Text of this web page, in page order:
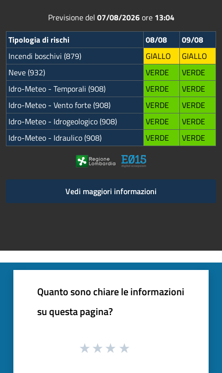
Previsione del 07/08/2026ore 13:04
Tipologia di rischi
08/08
09/08
Incendi boschivi (879)
GIALLO
GIALLO
Neve (932)
VERDE
VERDE
Idro-Meteo - Temporali (908)
VERDE
VERDE
Idro-Meteo - Vento forte (908)
VERDE
VERDE
Idro-Meteo - Idrogeologico (908)
VERDE
VERDE
Idro-Meteo - Idraulico (908)
VERDE VERDE
Vedi maggiori informazioni
Quanto sono chiare le informazioni
su questa pagina?